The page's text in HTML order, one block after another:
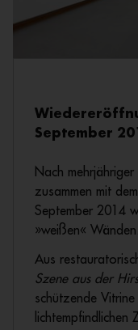
September
Nach
zusammen mit
September 2014
»weißen« Wänden.
Aus
Szene aus der
schützende
lichtempfindlichen